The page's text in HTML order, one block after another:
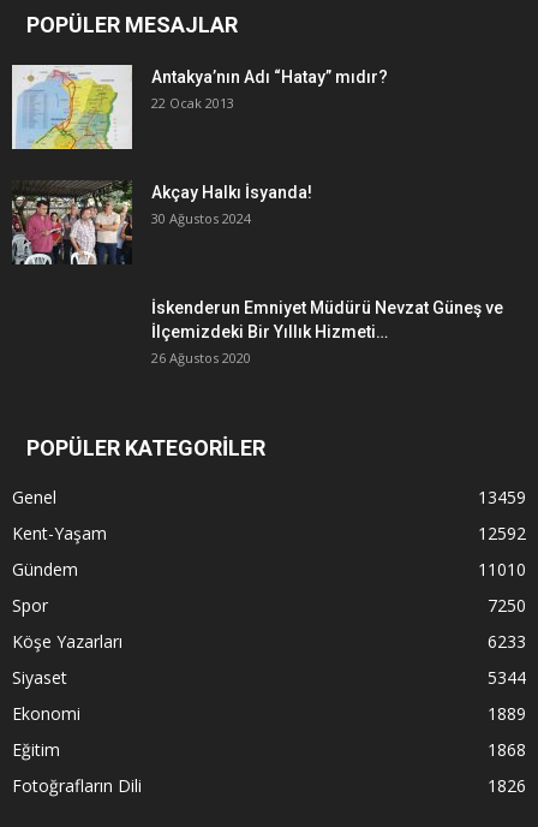
POPÜLER MESAJLAR
Antakya’nın Adı “Hatay” mıdır?
22 Ocak 2013
Akçay Halkı İsyanda!
30 Ağustos 2024
İskenderun Emniyet Müdürü Nevzat Güneş ve
İlçemizdeki Bir Yıllık Hizmeti…
26 Ağustos 2020
POPÜLER KATEGORİLER
Genel
13459
Kent-Yaşam
12592
Gündem
11010
Spor
7250
Köşe Yazarları
6233
Siyaset
5344
Ekonomi
1889
Eğitim
1868
Fotoğrafların Dili
1826